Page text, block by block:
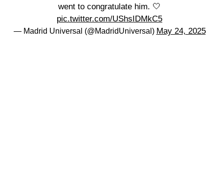
went to congratulate him. 🤍
pic.twitter.com/UShsIDMkC5
— Madrid Universal (@MadridUniversal) May 24, 2025